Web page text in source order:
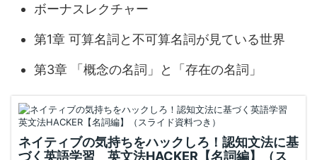
ボーナスレクチャー
第1章 可算名詞と不可算名詞が見ている世界
第3章 「概念の名詞」と「存在の名詞」
ネイティブの気持ちをハックしろ！認知文法に基
づく英語学習 英文法HACKER【名詞編】（ス